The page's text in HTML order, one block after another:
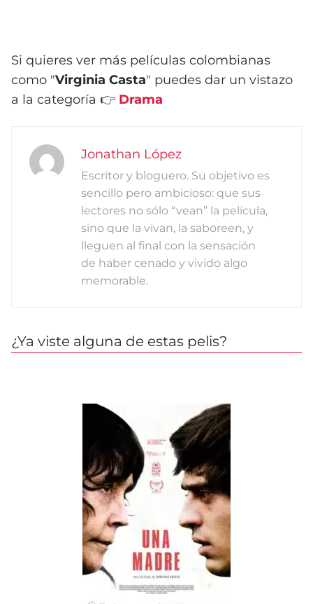
Si quieres ver más películas colombianas
como "Virginia Casta" puedes dar un vistazo
a la categoría 👉 Drama
Jonathan López
Escritor y bloguero. Su objetivo es
sencillo pero ambicioso: que sus
lectores no sólo “vean” la película,
sino que la vivan, la saboreen, y
lleguen al final con la sensación
de haber cenado y vivido algo
memorable.
¿Ya viste alguna de estas pelis?